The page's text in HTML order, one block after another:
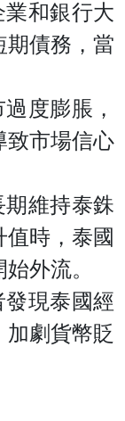
業和銀行大
期債務，當
度膨脹，
致市場信心
期維持泰銖
時，泰國
外流。
發現泰國經
劇貨幣貶